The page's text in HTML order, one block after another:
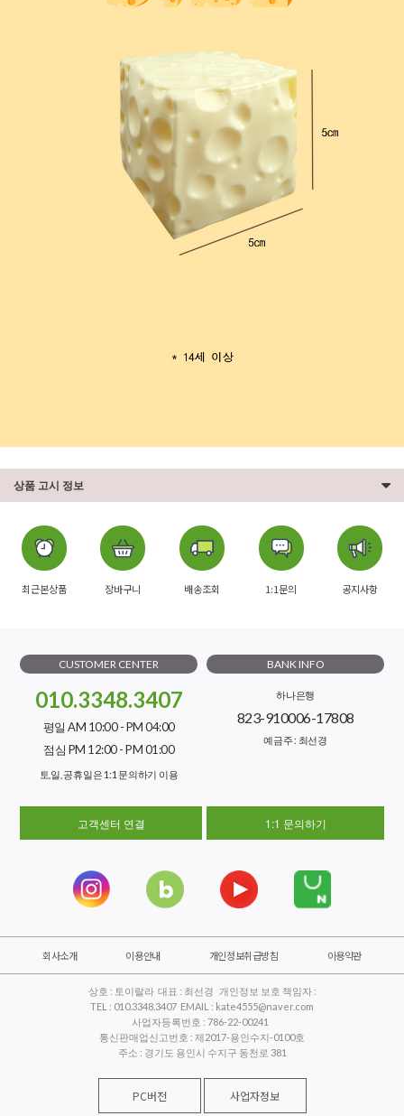
상품 고시 정보
최근본상품 장바구니 배송조회 1:1문의 공지사항
CUSTOMER CENTER
010.3348.3407
평일 AM 10:00 - PM 04:00
점심 PM 12:00 - PM 01:00
토,일, 공휴일은 1:1 문의하기 이용
BANK INFO
하나은행
823-910006-17808
예금주 : 최선경
고객센터 연결 1:1 문의하기
회사소개 이용안내 개인정보취급방침 이용약관
상호 : 토이랄라 대표 : 최선경 개인정보 보호 책임자 :
TEL : 010.3348.3407 EMAIL : kate4555@naver.com
사업자등록번호 : 786-22-00241
통신판매업신고번호 : 제2017-용인수지-0100호
주소 : 경기도 용인시 수지구 동천로 381
PC버전 사업자정보